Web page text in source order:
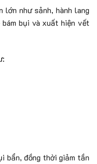
lớn như sảnh, hành lang
bụi và xuất hiện vết
bẩn, đồng thời giảm tần